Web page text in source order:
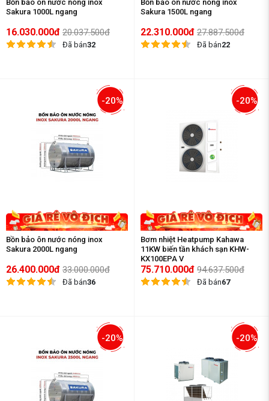
Bồn bảo ôn nước nóng inox
Sakura 1000L ngang
16.030.000đ 20.037.500đ
Đã bán32
Bồn bảo ôn nước nóng inox
Sakura 1500L ngang
22.310.000đ 27.887.500đ
Đã bán22
-20%
Bồn bảo ôn nước nóng inox
Sakura 2000L ngang
26.400.000đ 33.000.000đ
Đã bán36
-20%
Bơm nhiệt Heatpump Kahawa
11KW biến tần khách sạn KHW-
KX100EPA V
75.710.000đ 94.637.500đ
Đã bán67
-20% -20%